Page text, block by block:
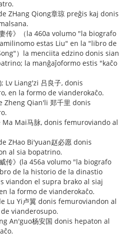
ZHang Qiong章琼 preĝis kaj donis
传》（la 460a volumo "la biografo
estas Liu" en la "libro de
）la menciita edzino donis sian
la manĝaĵoformo estis "kaĉo
Lv Liang'zi 吕良子, donis
en la formo de vianderokaĉo.
Zheng Qian'li 郑千里 donis
Ma Mai马脉, donis femuroviando al
ZHao Bi'yuan赵必愿 donis
al sia bopatrino.
传》(la 456a volumo "la biografo
de la historio de la dinastio
viandon el supra brako al siaj
la formo de vianderokaĉo.
Lu Yi卢翼 donis femuroviandon al
vianderosupo.
An'guo杨安国 donis hepaton al